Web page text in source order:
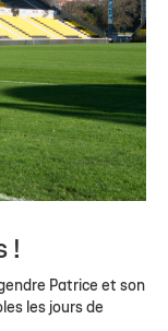
!
Patrice et son
les jours de